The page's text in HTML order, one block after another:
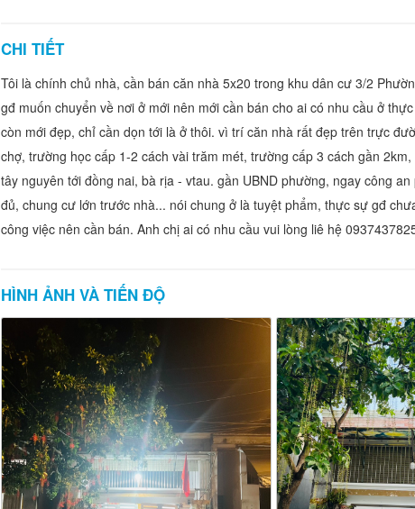
CHI TIẾT
Tôi là chính chủ nhà, cần bán căn nhà 5x20 trong khu dân cư 3/2
gđ muốn chuyển về nơi ở mới nên mới cần bán cho ai có nhu cầu ở
còn mới đẹp, chỉ cần dọn tới là ở thôi. vì trí căn nhà rất đẹp trên trực
chợ, trường học cấp 1-2 cách vài trăm mét, trường cấp 3 cách gần
tây nguyên tới đồng nai, bà rịa - vtau. gần UBND phường, ngay công
đủ, chung cư lớn trước nhà... nói chung ở là tuyệt phẩm, thực sự gđ
công việc nên cần bán. Anh chị ai có nhu cầu vui lòng liê hệ
HÌNH ẢNH VÀ TIẾN ĐỘ